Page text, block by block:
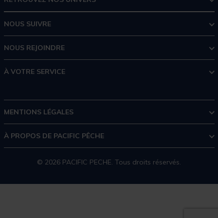
NOUS SUIVRE
NOUS REJOINDRE
À VOTRE SERVICE
MENTIONS LÉGALES
À PROPOS DE PACIFIC PÊCHE
© 2026 PACIFIC PECHE. Tous droits réservés.